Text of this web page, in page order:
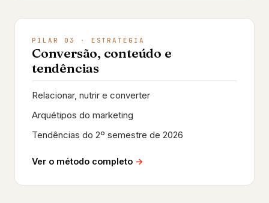
PILAR 03 · ESTRATÉGIA
Conversão, conteúdo e
tendências
Relacionar, nutrir e converter
Arquétipos do marketing
Tendências do 2º semestre de 2026
Ver o método completo